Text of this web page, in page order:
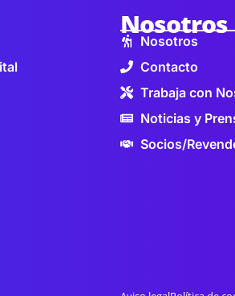
Nosotros
Nosotros
Contacto
Trabaja con
Noticias y
Socios/